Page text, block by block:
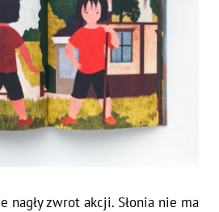
nagły zwrot akcji. Słonia nie ma